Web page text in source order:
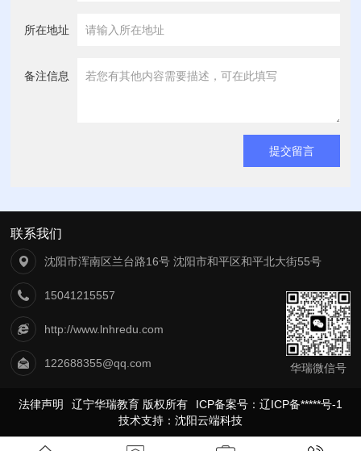
所在地址
备注信息
联系我们
沈阳市浑南区兰台路16号 沈阳市和平区和平北大街55号
15041215557
http://www.lnhredu.com
122688355@qq.com 华瑞微信号
法律声明 辽宁华瑞教育 版权所有
ICP备案号：辽ICP备*****号-1
技术支持： 沈阳云端科技